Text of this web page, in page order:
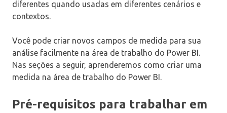
diferentes quando usadas em diferentes cenários e
contextos.
Você pode criar novos campos de medida para sua
análise facilmente na área de trabalho do Power BI.
Nas seções a seguir, aprenderemos como criar uma
medida na área de trabalho do Power BI.
Pré-requisitos para trabalhar em